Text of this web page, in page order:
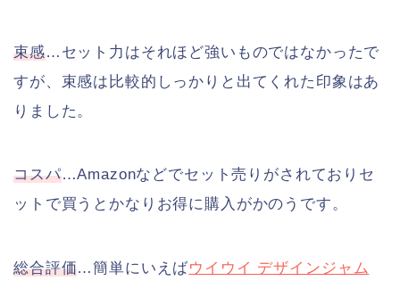
束感…セット力はそれほど強いものではなかったで
すが、束感は比較的しっかりと出てくれた印象はあ
りました。
コスパ…Amazonなどでセット売りがされておりセ
ットで買うとかなりお得に購入がかのうです。
総合評価…簡単にいえばウイウイ デザインジャム